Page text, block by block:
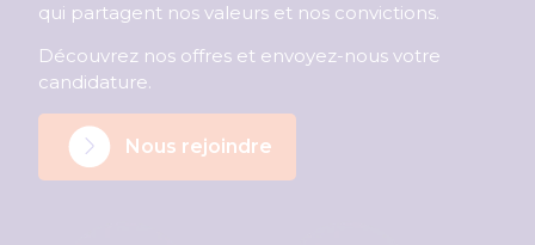
qui partagent nos valeurs et nos convictions.
Découvrez nos offres et envoyez-nous votre
candidature.
Nous rejoindre